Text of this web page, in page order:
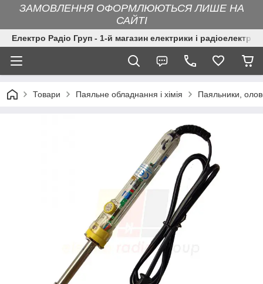
ЗАМОВЛЕННЯ ОФОРМЛЮЮТЬСЯ ЛИШЕ НА
САЙТІ
Електро Радіо Груп - 1-й магазин електрики і
Товари Паяльне обладнання і хімія Паяльники,